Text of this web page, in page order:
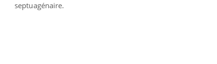
septuagénaire.